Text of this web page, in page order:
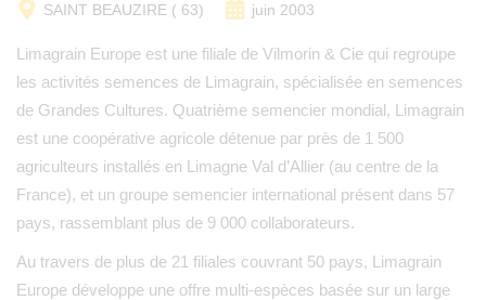
SAINT BEAUZIRE ( 63) juin 2003
Limagrain Europe est une filiale de Vilmorin & Cie qui regroupe
les activités semences de Limagrain, spécialisée en semences
de Grandes Cultures. Quatrième semencier mondial, Limagrain
est une coopérative agricole détenue par près de 1 500
agriculteurs installés en Limagne Val d’Allier (au centre de la
France), et un groupe semencier international présent dans 57
pays, rassemblant plus de 9 000 collaborateurs.
Au travers de plus de 21 filiales couvrant 50 pays, Limagrain
Europe développe une offre multi-espèces basée sur un large